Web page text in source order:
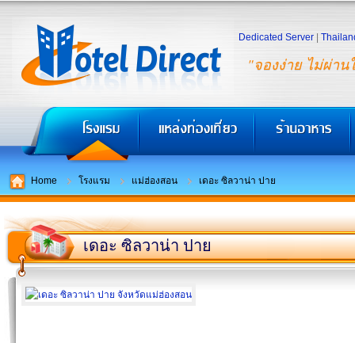
"จองง่าย ไม่ผ่าน
Dedicated Server
Home โรงแรม แม่ฮ่องสอน เดอะ ซิลวาน่า ปาย
เดอะ ซิลวาน่า ปาย